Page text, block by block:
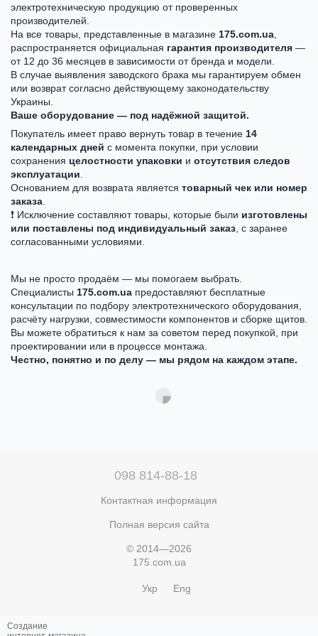
электротехническую продукцию от проверенных
производителей.
На все товары, представленные в магазине 175.com.ua
распространяется официальная гарантия производителя —
от 12 до 36 месяцев в зависимости от бренда и модели.
В случае выявления заводского брака мы гарантируем обмен
или возврат согласно действующему законодательству
Украины.
Ваше оборудование — под надёжной защитой.
Покупатель имеет право вернуть товар в течение 14
календарных дней с момента покупки, при условии
сохранения целостности упаковки и отсутствия следов
эксплуатации
Основанием для возврата является товарный чек или номер
заказа
❗ Исключение составляют товары, которые были изготовлены
или поставлены под индивидуальный заказ , с заранее
согласованными условиями.
Мы не просто продаём — мы помогаем выбрать.
Специалисты 175.com.ua предоставляют бесплатные
консультации по подбору электротехнического оборудования,
расчёту нагрузки, совместимости компонентов и сборке щитов.
Вы можете обратиться к нам за советом перед покупкой, при
проектировании или в процессе монтажа.
Честно, понятно и по делу — мы рядом на каждом этапе.
098 814-88-18
Контактная информация
Полная версия сайта
© 2014—2026
175.com.ua
Укр Eng
Создание